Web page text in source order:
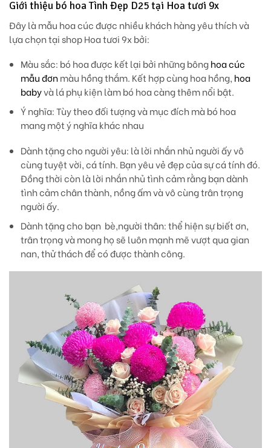
Giới thiệu bó hoa Tình Đẹp D25 tại Hoa tươi 9x
Đây là mẫu hoa cúc được nhiều khách hàng yêu thích và
lựa chọn tại shop Hoa tươi 9x bởi:
Màu sắc: bó hoa được kết lại bởi những bônghoa cúc
mẫu đơnmàu hồng thắm. Kết hợp cùng hoa hồng, hoa
babyvà lá phụ kiện làm bó hoa càng thêm nổi bật.
Ý nghĩa:Tùy theo đối tượng và mục đích mà bó hoa
mang một ý nghĩa khác nhau
Dành tặng cho người yêu: là lời nhắn nhủ người ấy vô
cùng tuyệt vời, cá tính. Bạn yêu vẻ đẹp của sự cá tính đó.
Đồng thời còn là lời nhắn nhủ tình cảm rằng bạn dành
tình cảm chân thành, nồng ấm và vô cùng trân trọng
người ấy.
Dành tặng cho bạn bè,người thân: thể hiện sự biết ơn,
trân trọng và mong họ sẽ luôn mạnh mẽ vượt qua gian
nan, thử thách để có được thành công.